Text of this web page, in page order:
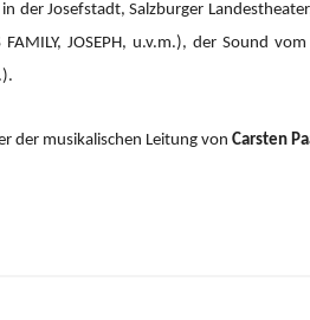
der Josefstadt, Salzburger
FAMILY, JOSEPH, u.v.m.), der Sound
der musikalischen Leitung von Carsten